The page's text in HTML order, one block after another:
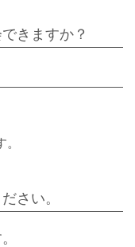
きますか？
さい。